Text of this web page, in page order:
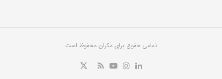
تمامی حقوق برای مکران محفوظ است